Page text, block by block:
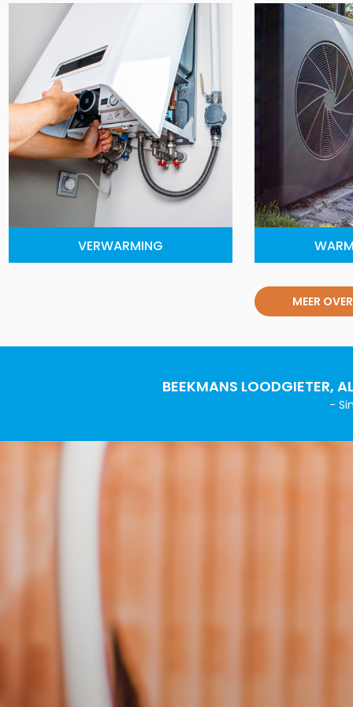
VERWARMING
MEER
BEEKMANS LOODGIETER,
-